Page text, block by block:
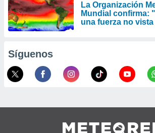
La Organización
Mundial confirma:
una fuerza no
Síguenos